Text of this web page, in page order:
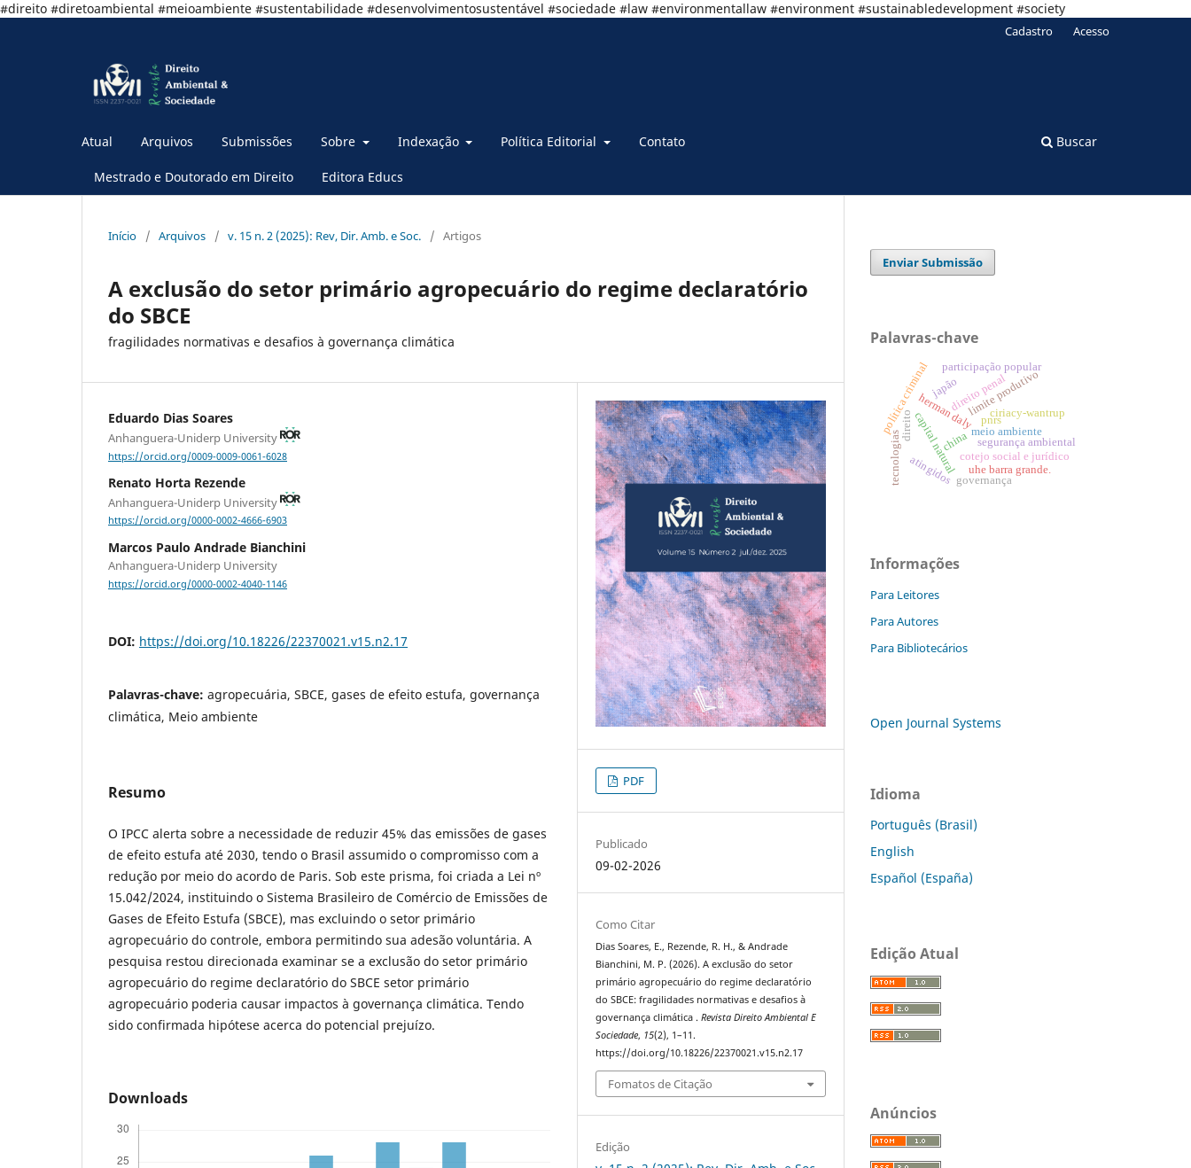
#direito #diretoambiental #meioambiente #sustentabilidade #desenvolvimentosustentável #sociedade #law #environmentallaw #environment #sustainabledevelopment #society
Atual Arquivos Submissões Sobre Indexação Política Editorial Contato
Mestrado e Doutorado em Direito Editora Educs
Buscar
Cadastro Acesso
Início / Arquivos / v. 15 n. 2 (2025): Rev, Dir. Amb. e Soc. / Artigos
A exclusão do setor primário agropecuário do regime declaratório
do SBCE
fragilidades normativas e desafios à governança climática
Eduardo Dias Soares
Anhanguera-Uniderp University
https://orcid.org/0009-0009-0061-6028
Renato Horta Rezende
Anhanguera-Uniderp University
https://orcid.org/0000-0002-4666-6903
Marcos Paulo Andrade Bianchini
Anhanguera-Uniderp University
https://orcid.org/0000-0002-4040-1146
DOI: https://doi.org/10.18226/22370021.v15.n2.17
Palavras-chave: agropecuária, SBCE, gases de efeito estufa, governança
climática, Meio ambiente
Resumo
O IPCC alerta sobre a necessidade de reduzir 45% das emissões de gases
de efeito estufa até 2030, tendo o Brasil assumido o compromisso com a
redução por meio do acordo de Paris. Sob este prisma, foi criada a Lei nº
15.042/2024, instituindo o Sistema Brasileiro de Comércio de Emissões de
Gases de Efeito Estufa (SBCE), mas excluindo o setor primário
agropecuário do controle, embora permitindo sua adesão voluntária. A
pesquisa restou direcionada examinar se a exclusão do setor primário
agropecuário do regime declaratório do SBCE setor primário
agropecuário poderia causar impactos à governança climática. Tendo
sido confirmada hipótese acerca do potencial prejuízo.
Downloads
PDF
Publicado
09-02-2026
Como Citar
Dias Soares, E., Rezende, R. H., & Andrade
Bianchini, M. P. (2026). A exclusão do setor
primário agropecuário do regime declaratório
do SBCE: fragilidades normativas e desafios à
governança climática .Revista Direito Ambiental E
Sociedade, 15(2), 1–11.
https://doi.org/10.18226/22370021.v15.n2.17
Fomatos de Citação
Edição
Enviar Submissão
Palavras-chave
ciriacy-wantrup
herman daly
segurança ambiental
limite produtivo
capital natural meio ambiente
política criminaljapão
cotejo social e jurídico
participação popular
atingidos
direito
uhe barra grande.
pnrs
china
governança
tecnologias
direito penal
Informações
Para Leitores
Para Autores
Para Bibliotecários
Open Journal Systems
Idioma
Português (Brasil)
English
Español (España)
Edição Atual
Anúncios